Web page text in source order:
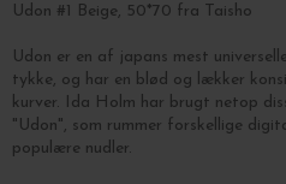
Udon #1 Beige, 50*70 fra Taisho
Udon er en af japans mest
tykke, og har en blød og lækker
kurver. Ida Holm har brugt netop
"Udon", som rummer forskellige
populære nudler.